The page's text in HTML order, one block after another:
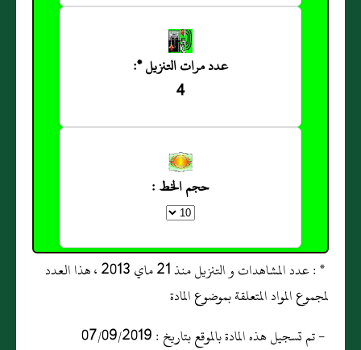
عدد مرات التنزيل *:
4
حجم الخط :
* : عدد المشاهدات و التنزيل منذ 21 ماي 2013 ، هذا العدد
لمجموع المواد المتعلقة بموضوع المادة
- تم تسجيل هذه المادة بالموقع بتاريخ : 07/09/2019